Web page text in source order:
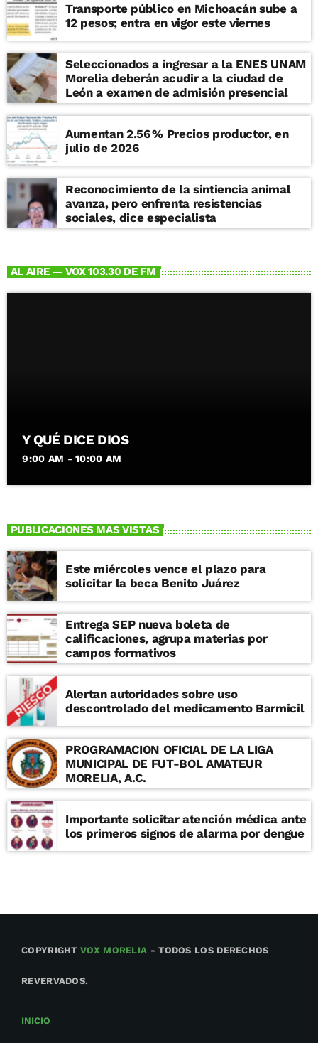
Transporte público en Michoacán sube a
12 pesos; entra en vigor este viernes
Seleccionados a ingresar a la ENES UNAM
Morelia deberán acudir a la ciudad de
León a examen de admisión presencial
Aumentan 2.56 % Precios productor, en
julio de 2026
Reconocimiento de la sintiencia animal
avanza, pero enfrenta resistencias
sociales, dice especialista
AL AIRE — VOX 103.30 DE FM
Y QUÉ DICE DIOS
9:00 AM - 10:00 AM
PUBLICACIONES MAS VISTAS
Este miércoles vence el plazo para
solicitar la beca Benito Juárez
Entrega SEP nueva boleta de
calificaciones, agrupa materias por
campos formativos
Alertan autoridades sobre uso
descontrolado del medicamento Barmicil
PROGRAMACION OFICIAL DE LA LIGA
MUNICIPAL DE FUT-BOL AMATEUR
MORELIA, A.C.
Importante solicitar atención médica ante
los primeros signos de alarma por dengue
COPYRIGHTVOX MORELIA - TODOS LOS DERECHOS
REVERVADOS.
INICIO